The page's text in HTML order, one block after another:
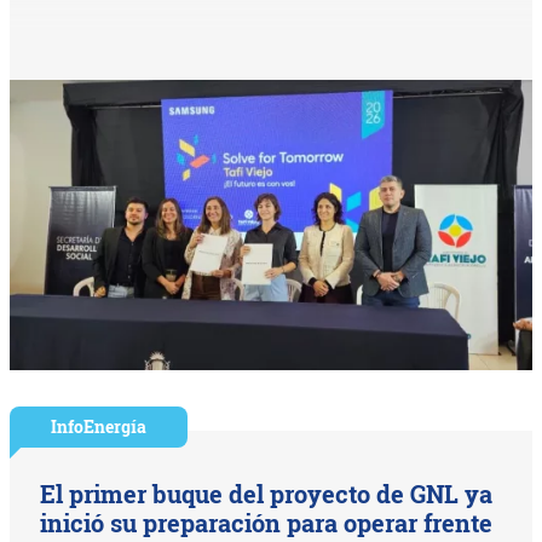
InfoEnergía
El primer buque del proyecto de GNL ya
inició su preparación para operar frente